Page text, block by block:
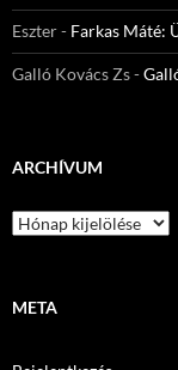
Eszter- Farkas Máté:
Galló Kovács Zs-
ARCHÍVUM
Archívum
META